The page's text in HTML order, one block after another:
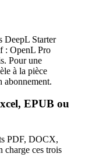
DeepL Starter
: OpenL Pro
Pour une
à la pièce
abonnement.
EPUB ou
PDF, DOCX,
ces trois